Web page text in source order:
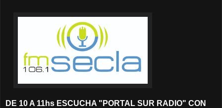
DE 10 A 11hs ESCUCHA "PORTAL SUR RADIO" CON